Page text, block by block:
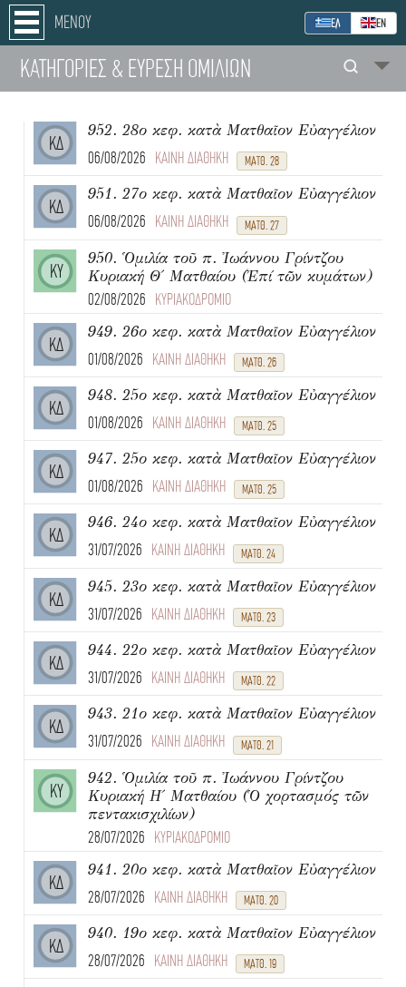
ΜΕΝΟΥ ΕΛ ΕΝ
ΚΑΤΗΓΟΡΙΕΣ & ΕΥΡΕΣΗ ΟΜΙΛΙΩΝ
ΚΔ
952. 28ο κεφ. κατὰ Ματθαῖον Εὐαγγέλιον
06/08/2026 ΚΑΙΝΗ ΔΙΑΘΗΚΗ ΜΑΤΘ. 28
ΚΔ
951. 27ο κεφ. κατὰ Ματθαῖον Εὐαγγέλιον
06/08/2026 ΚΑΙΝΗ ΔΙΑΘΗΚΗ ΜΑΤΘ. 27
ΚΥ
950. Ὁμιλία τοῦ π. Ἰωάννου Γρίντζου
Κυριακή Θ΄ Ματθαίου (Ἐπί τῶν κυμάτων)
02/08/2026 ΚΥΡΙΑΚΟΔΡΟΜΙΟ
ΚΔ
949. 26ο κεφ. κατὰ Ματθαῖον Εὐαγγέλιον
01/08/2026 ΚΑΙΝΗ ΔΙΑΘΗΚΗ ΜΑΤΘ. 26
ΚΔ
948. 25ο κεφ. κατὰ Ματθαῖον Εὐαγγέλιον
01/08/2026 ΚΑΙΝΗ ΔΙΑΘΗΚΗ ΜΑΤΘ. 25
ΚΔ
947. 25ο κεφ. κατὰ Ματθαῖον Εὐαγγέλιον
01/08/2026 ΚΑΙΝΗ ΔΙΑΘΗΚΗ ΜΑΤΘ. 25
ΚΔ
946. 24ο κεφ. κατὰ Ματθαῖον Εὐαγγέλιον
31/07/2026 ΚΑΙΝΗ ΔΙΑΘΗΚΗ ΜΑΤΘ. 24
ΚΔ
945. 23ο κεφ. κατὰ Ματθαῖον Εὐαγγέλιον
31/07/2026 ΚΑΙΝΗ ΔΙΑΘΗΚΗ ΜΑΤΘ. 23
ΚΔ
944. 22ο κεφ. κατὰ Ματθαῖον Εὐαγγέλιον
31/07/2026 ΚΑΙΝΗ ΔΙΑΘΗΚΗ ΜΑΤΘ. 22
ΚΔ
943. 21ο κεφ. κατὰ Ματθαῖον Εὐαγγέλιον
31/07/2026 ΚΑΙΝΗ ΔΙΑΘΗΚΗ ΜΑΤΘ. 21
ΚΥ
942. Ὁμιλία τοῦ π. Ἰωάννου Γρίντζου
Κυριακή Η΄ Ματθαίου (Ὁ χορτασμός τῶν
πεντακισχιλίων)
28/07/2026 ΚΥΡΙΑΚΟΔΡΟΜΙΟ
ΚΔ
941. 20ο κεφ. κατὰ Ματθαῖον Εὐαγγέλιον
28/07/2026 ΚΑΙΝΗ ΔΙΑΘΗΚΗ ΜΑΤΘ. 20
ΚΔ
940. 19ο κεφ. κατὰ Ματθαῖον Εὐαγγέλιον
28/07/2026 ΚΑΙΝΗ ΔΙΑΘΗΚΗ ΜΑΤΘ. 19